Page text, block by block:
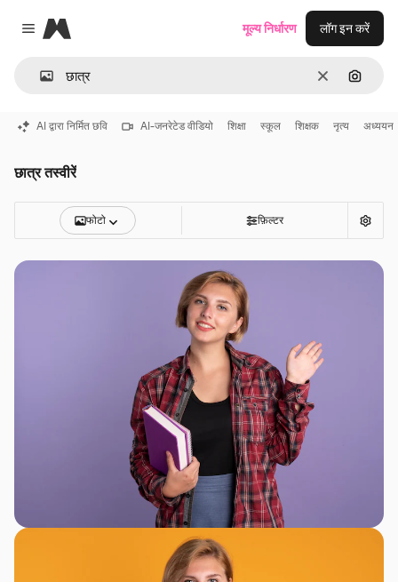
Close menu
Magnific
साफ़ इमेज से
मूल्य निर्धारण लॉग इन करें
AI द्वारा निर्मित छवि AI-जनरेटेड वीडियो शिक्षा स्कूल शिक्षक नृत्य अध्ययन
छात्र तस्वीरें
फोटो फ़िल्टर